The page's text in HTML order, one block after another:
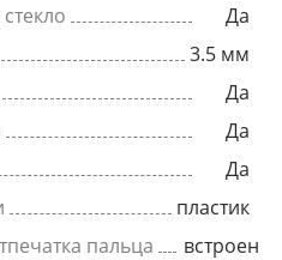
Да
3.5 мм
Да
Да
Да
пластик
пальца
встроен